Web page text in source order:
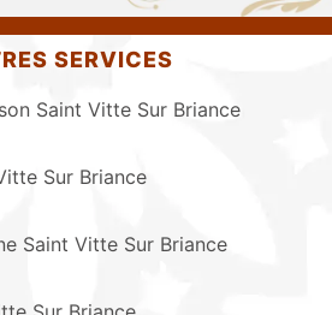
SERVICES
Saint Vitte Sur Briance
Sur Briance
Saint Vitte Sur Briance